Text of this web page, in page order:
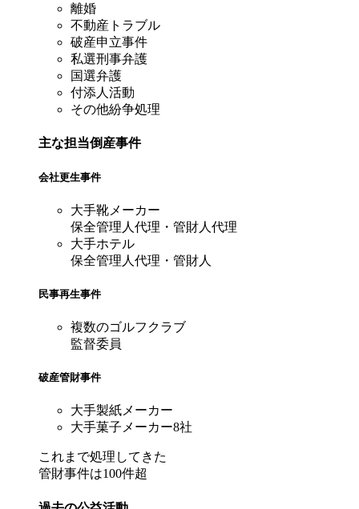
離婚
不動産トラブル
破産申立事件
私選刑事弁護
国選弁護
付添人活動
その他紛争処理
主な担当倒産事件
会社更生事件
大手靴メーカー
保全管理人代理・管財人代理
大手ホテル
保全管理人代理・管財人
民事再生事件
複数のゴルフクラブ
監督委員
破産管財事件
大手製紙メーカー
大手菓子メーカー8社
これまで処理してきた
管財事件は100件超